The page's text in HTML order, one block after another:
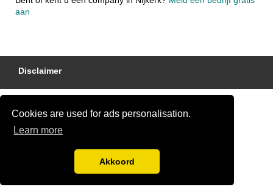
Cookies are used for ads personalisation.
Learn more
Akkoord
aan
Disclaimer